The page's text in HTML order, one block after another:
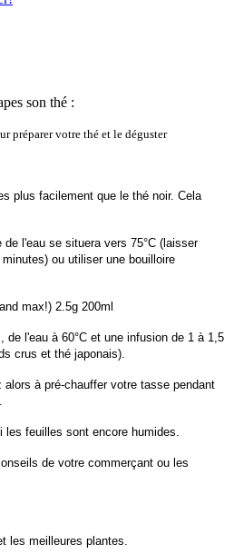
son thé :
préparer votre thé et le déguster
plus facilement que le thé noir. Cela
de l'eau se situera vers 75°C (laisser
ou utiliser une bouilloire
max!) 2.5g 200ml
l'eau à 60°C et une infusion de 1 à 1,5
crus et thé japonais).
à pré-chauffer votre tasse pendant
les feuilles sont encore humides.
de votre commerçant ou les
les meilleures plantes.